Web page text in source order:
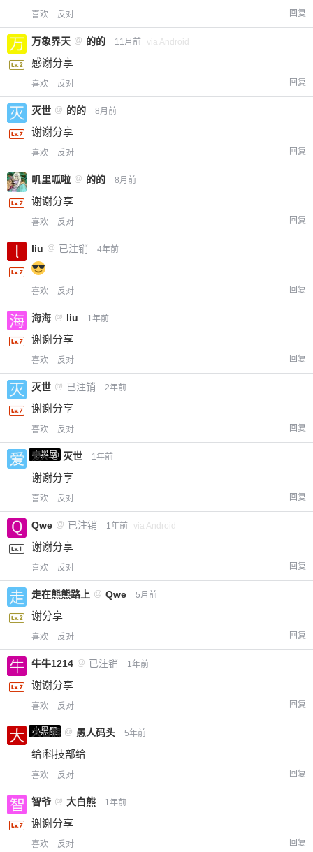
喜欢 反对 回复
万象界天 @ 的的 11月前 via Android
感谢分享
喜欢 反对 回复
灭世 @ 的的 8月前
谢谢分享
喜欢 反对 回复
叽里呱啦 @ 的的 8月前
谢谢分享
喜欢 反对 回复
liu @ 已注销 4年前
喜欢 反对 回复
海海 @ liu 1年前
谢谢分享
喜欢 反对 回复
灭世 @ 已注销 2年前
谢谢分享
喜欢 反对 回复
小黑屋
爱X @ 灭世 1年前
谢谢分享
喜欢 反对 回复
Qwe @ 已注销 1年前 via Android
谢谢分享
喜欢 反对 回复
走在熊熊路上 @ Qwe 5月前
谢分享
喜欢 反对 回复
牛牛1214 @ 已注销 1年前
谢谢分享
喜欢 反对 回复
小黑屋
大白熊 @ 愚人码头 5年前
给i科技部给
喜欢 反对 回复
智爷 @ 大白熊 1年前
谢谢分享
喜欢 反对 回复